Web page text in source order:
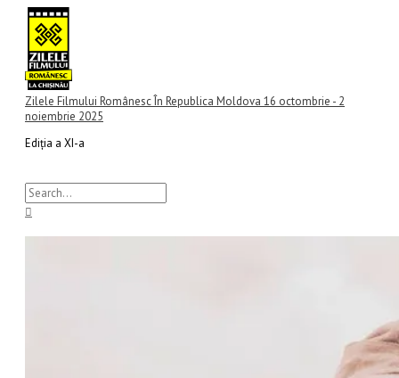
content
Zilele Filmului Românesc În Republica Moldova 16 octombrie - 2
noiembrie 2025
Ediția a XI-a
Main
Menu
Search
for:
Search
S
a
r
c
h
f
r